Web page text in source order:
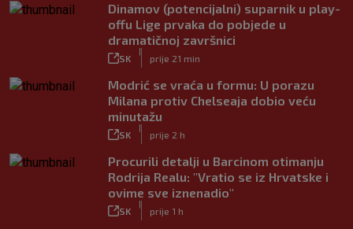
Dinamov (potencijalni) suparnik u play-
offu Lige prvaka do pobjede u
dramatičnoj završnici
SK prije 21 min
Modrić se vraća u formu: U porazu
Milana protiv Chelseaja dobio veću
minutažu
SK prije 2 h
Procurili detalji u Barcinom otimanju
Rodrija Realu: "Vratio se iz Hrvatske i
ovime sve iznenadio"
SK prije 1 h